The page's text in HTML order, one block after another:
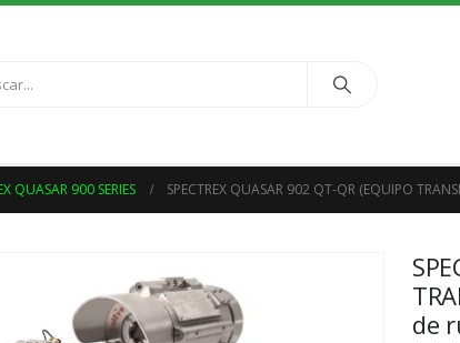
QUASAR 900 SERIES SPECTREX QUASAR 902 QT-QR (EQUIPO
de